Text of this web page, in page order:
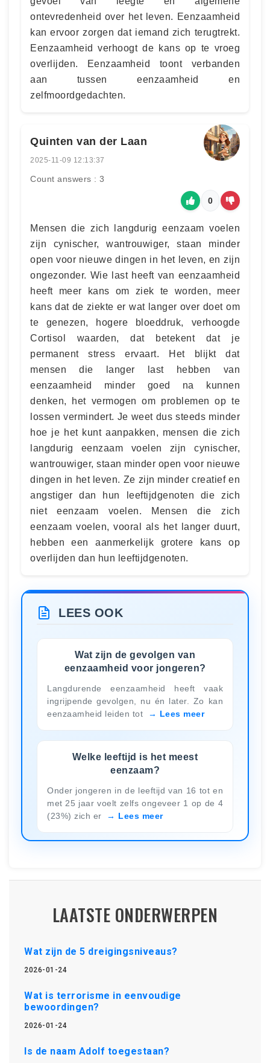
ontevredenheid over het leven. Eenzaamheid
kan ervoor zorgen dat iemand zich terugtrekt.
Eenzaamheid verhoogt de kans op te vroeg
overlijden. Eenzaamheid toont verbanden
aan tussen eenzaamheid en
zelfmoordgedachten.
Quinten van der Laan
2025-11-09 12:13:37
Count answers : 3
0
Mensen die zich langdurig eenzaam voelen
zijn cynischer, wantrouwiger, staan minder
open voor nieuwe dingen in het leven, en zijn
ongezonder. Wie last heeft van eenzaamheid
heeft meer kans om ziek te worden, meer
kans dat de ziekte er wat langer over doet om
te genezen, hogere bloeddruk, verhoogde
Cortisol waarden, dat betekent dat je
permanent stress ervaart. Het blijkt dat
mensen die langer last hebben van
eenzaamheid minder goed na kunnen
denken, het vermogen om problemen op te
lossen vermindert. Je weet dus steeds minder
hoe je het kunt aanpakken, mensen die zich
langdurig eenzaam voelen zijn cynischer,
wantrouwiger, staan minder open voor nieuwe
dingen in het leven. Ze zijn minder creatief en
angstiger dan hun leeftijdgenoten die zich
niet eenzaam voelen. Mensen die zich
eenzaam voelen, vooral als het langer duurt,
hebben een aanmerkelijk grotere kans op
overlijden dan hun leeftijdgenoten.
LEES OOK
Wat zijn de gevolgen van
eenzaamheid voor jongeren?
Langdurende eenzaamheid heeft vaak
ingrijpende gevolgen, nu én later. Zo kan
eenzaamheid leiden tot
Lees meer
Welke leeftijd is het meest
eenzaam?
Onder jongeren in de leeftijd van 16 tot en
met 25 jaar voelt zelfs ongeveer 1 op de 4
(23%) zich er
Lees meer
LAATSTE ONDERWERPEN
Wat zijn de 5 dreigingsniveaus?
2026-01-24
Wat is terrorisme in eenvoudige
bewoordingen?
2026-01-24
Is de naam Adolf toegestaan?